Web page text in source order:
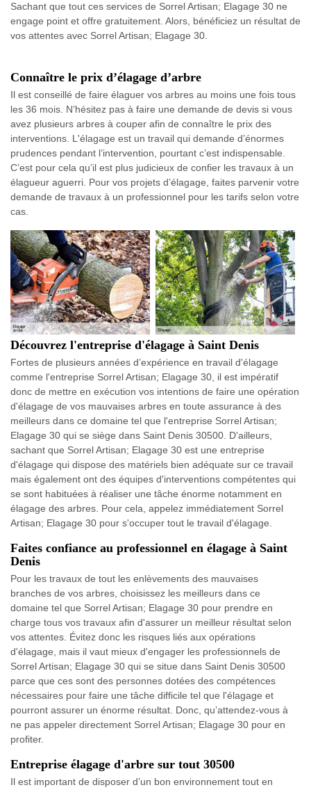
Sachant que tout ces services de Sorrel Artisan; Elagage 30 ne
engage point et offre gratuitement. Alors, bénéficiez un résultat de
vos attentes avec Sorrel Artisan; Elagage 30.
Connaître le prix d’élagage d’arbre
Il est conseillé de faire élaguer vos arbres au moins une fois tous
les 36 mois. N’hésitez pas à faire une demande de devis si vous
avez plusieurs arbres à couper afin de connaître le prix des
interventions. L'élagage est un travail qui demande d’énormes
prudences pendant l’intervention, pourtant c’est indispensable.
C’est pour cela qu’il est plus judicieux de confier les travaux à un
élagueur aguerri. Pour vos projets d’élagage, faites parvenir votre
demande de travaux à un professionnel pour les tarifs selon votre
cas.
Découvrez l'entreprise d'élagage à Saint Denis
Fortes de plusieurs années d’expérience en travail d'élagage
comme l'entreprise Sorrel Artisan; Elagage 30, il est impératif
donc de mettre en exécution vos intentions de faire une opération
d'élagage de vos mauvaises arbres en toute assurance à des
meilleurs dans ce domaine tel que l'entreprise Sorrel Artisan;
Elagage 30 qui se siège dans Saint Denis 30500. D'ailleurs,
sachant que Sorrel Artisan; Elagage 30 est une entreprise
d'élagage qui dispose des matériels bien adéquate sur ce travail
mais également ont des équipes d'interventions compétentes qui
se sont habituées à réaliser une tâche énorme notamment en
élagage des arbres. Pour cela, appelez immédiatement Sorrel
Artisan; Elagage 30 pour s'occuper tout le travail d'élagage.
Faites confiance au professionnel en élagage à Saint
Denis
Pour les travaux de tout les enlèvements des mauvaises
branches de vos arbres, choisissez les meilleurs dans ce
domaine tel que Sorrel Artisan; Elagage 30 pour prendre en
charge tous vos travaux afin d'assurer un meilleur résultat selon
vos attentes. Évitez donc les risques liés aux opérations
d'élagage, mais il vaut mieux d'engager les professionnels de
Sorrel Artisan; Elagage 30 qui se situe dans Saint Denis 30500
parce que ces sont des personnes dotées des compétences
nécessaires pour faire une tâche difficile tel que l'élagage et
pourront assurer un énorme résultat. Donc, qu’attendez-vous à
ne pas appeler directement Sorrel Artisan; Elagage 30 pour en
profiter.
Entreprise élagage d'arbre sur tout 30500
Il est important de disposer d’un bon environnement tout en